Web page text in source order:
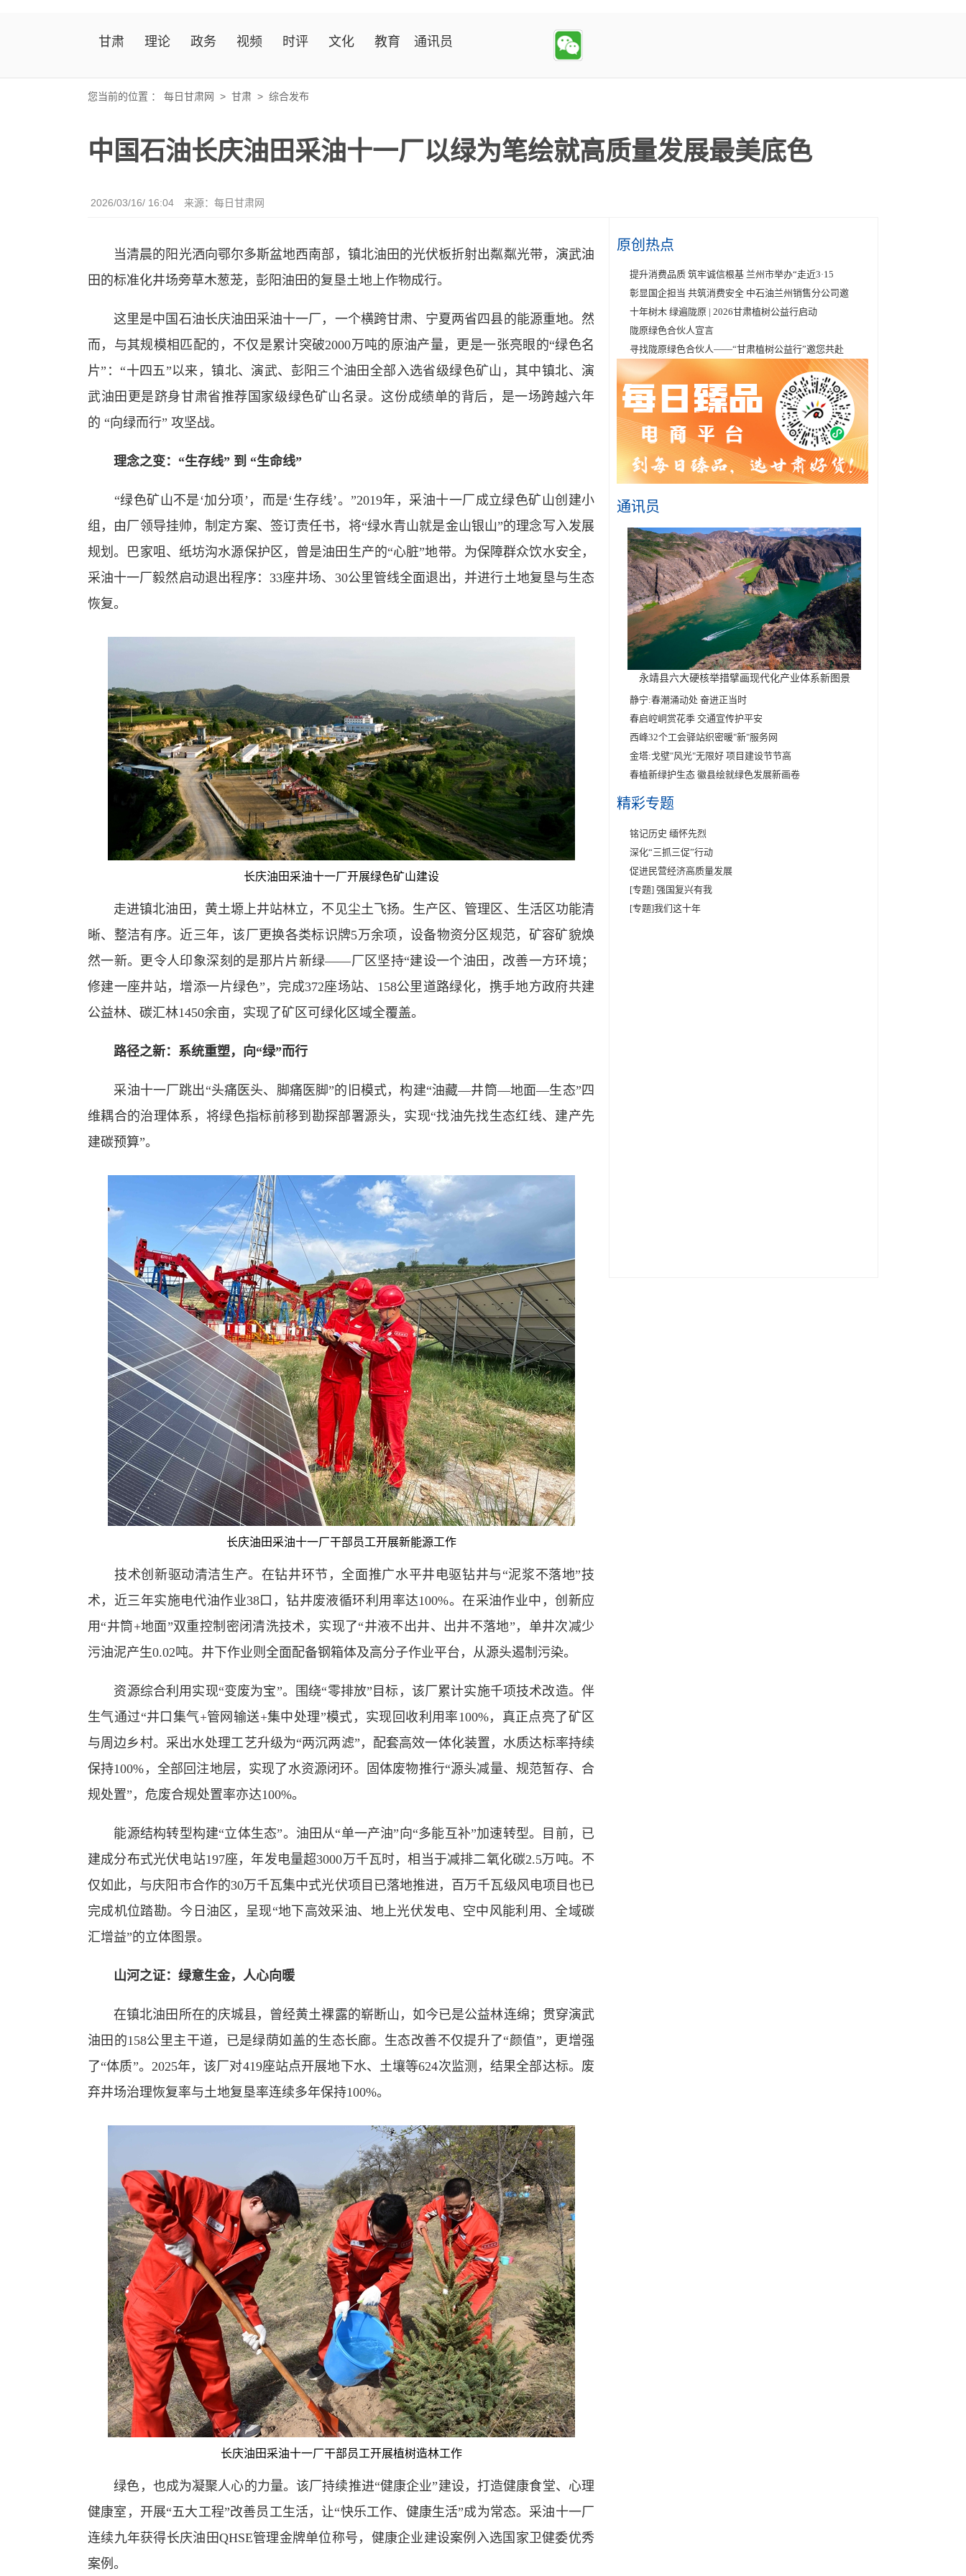
甘肃 理论 政务 视频 时评 文化 教育 通讯员
您当前的位置 ： 每日甘肃网 > 甘肃 > 综合发布
中国石油长庆油田采油十一厂以绿为笔绘就高质量发展最美底色
2026/03/16/ 16:04 来源： 每日甘肃网
当清晨的阳光洒向鄂尔多斯盆地西南部，镇北油田的光伏板折射出粼粼光带，演武油
田的标准化井场旁草木葱茏，彭阳油田的复垦土地上作物成行。
这里是中国石油长庆油田采油十一厂，一个横跨甘肃、宁夏两省四县的能源重地。然
而，与其规模相匹配的，不仅是累计突破2000万吨的原油产量，更是一张亮眼的“绿色名
片”：“十四五”以来，镇北、演武、彭阳三个油田全部入选省级绿色矿山，其中镇北、演
武油田更是跻身甘肃省推荐国家级绿色矿山名录。这份成绩单的背后，是一场跨越六年
的 “向绿而行” 攻坚战。
理念之变：“生存线” 到 “生命线”
“绿色矿山不是‘加分项’，而是‘生存线’。”2019年，采油十一厂成立绿色矿山创建小
组，由厂领导挂帅，制定方案、签订责任书，将“绿水青山就是金山银山”的理念写入发展
规划。巴家咀、纸坊沟水源保护区，曾是油田生产的“心脏”地带。为保障群众饮水安全，
采油十一厂毅然启动退出程序：33座井场、30公里管线全面退出，并进行土地复垦与生态
恢复。
长庆油田采油十一厂开展绿色矿山建设
走进镇北油田，黄土塬上井站林立，不见尘土飞扬。生产区、管理区、生活区功能清
晰、整洁有序。近三年，该厂更换各类标识牌5万余项，设备物资分区规范，矿容矿貌焕
然一新。更令人印象深刻的是那片片新绿——厂区坚持“建设一个油田，改善一方环境；
修建一座井站，增添一片绿色”，完成372座场站、158公里道路绿化，携手地方政府共建
公益林、碳汇林1450余亩，实现了矿区可绿化区域全覆盖。
路径之新：系统重塑，向“绿”而行
采油十一厂跳出“头痛医头、脚痛医脚”的旧模式，构建“油藏—井筒—地面—生态”四
维耦合的治理体系，将绿色指标前移到勘探部署源头，实现“找油先找生态红线、建产先
建碳预算”。
长庆油田采油十一厂干部员工开展新能源工作
技术创新驱动清洁生产。在钻井环节，全面推广水平井电驱钻井与“泥浆不落地”技
术，近三年实施电代油作业38口，钻井废液循环利用率达100%。在采油作业中，创新应
用“井筒+地面”双重控制密闭清洗技术，实现了“井液不出井、出井不落地”，单井次减少
污油泥产生0.02吨。井下作业则全面配备钢箱体及高分子作业平台，从源头遏制污染。
资源综合利用实现“变废为宝”。围绕“零排放”目标，该厂累计实施千项技术改造。伴
生气通过“井口集气+管网输送+集中处理”模式，实现回收利用率100%，真正点亮了矿区
与周边乡村。采出水处理工艺升级为“两沉两滤”，配套高效一体化装置，水质达标率持续
保持100%，全部回注地层，实现了水资源闭环。固体废物推行“源头减量、规范暂存、合
规处置”，危废合规处置率亦达100%。
能源结构转型构建“立体生态”。油田从“单一产油”向“多能互补”加速转型。目前，已
建成分布式光伏电站197座，年发电量超3000万千瓦时，相当于减排二氧化碳2.5万吨。不
仅如此，与庆阳市合作的30万千瓦集中式光伏项目已落地推进，百万千瓦级风电项目也已
完成机位踏勘。今日油区，呈现“地下高效采油、地上光伏发电、空中风能利用、全域碳
汇增益”的立体图景。
山河之证：绿意生金，人心向暖
在镇北油田所在的庆城县，曾经黄土裸露的崭断山，如今已是公益林连绵；贯穿演武
油田的158公里主干道，已是绿荫如盖的生态长廊。生态改善不仅提升了“颜值”，更增强
了“体质”。2025年，该厂对419座站点开展地下水、土壤等624次监测，结果全部达标。废
弃井场治理恢复率与土地复垦率连续多年保持100%。
长庆油田采油十一厂干部员工开展植树造林工作
绿色，也成为凝聚人心的力量。该厂持续推进“健康企业”建设，打造健康食堂、心理
健康室，开展“五大工程”改善员工生活，让“快乐工作、健康生活”成为常态。采油十一厂
连续九年获得长庆油田QHSE管理金牌单位称号，健康企业建设案例入选国家卫健委优秀
案例。
原创热点
提升消费品质 筑牢诚信根基 兰州市举办“走近3·15
彰显国企担当 共筑消费安全 中石油兰州销售分公司邀
十年树木 绿遍陇原 | 2026甘肃植树公益行启动
陇原绿色合伙人宣言
寻找陇原绿色合伙人——“甘肃植树公益行”邀您共赴
通讯员
永靖县六大硬核举措擘画现代化产业体系新图景
静宁:春潮涌动处 奋进正当时
春启崆峒赏花季 交通宣传护平安
西峰32个工会驿站织密暖"新"服务网
金塔:戈壁"风光"无限好 项目建设节节高
春植新绿护生态 徽县绘就绿色发展新画卷
精彩专题
铭记历史 缅怀先烈
深化“三抓三促”行动
促进民营经济高质量发展
[专题] 强国复兴有我
[专题]我们这十年